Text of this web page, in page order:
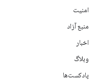
امنیت
منبع آزاد
اخبار
وبلاگ
پادکست‌ها